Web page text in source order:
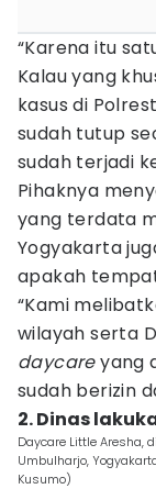
“Karena itu
Kalau yang
kasus di
sudah tutup
sudah terjadi
Pihaknya
yang terdata
Yogyakarta
apakah
“Kami
wilayah serta
daycareyang
sudah berizin
2. Dinas
Daycare Little Aresha,
Umbulharjo,
Kusumo)